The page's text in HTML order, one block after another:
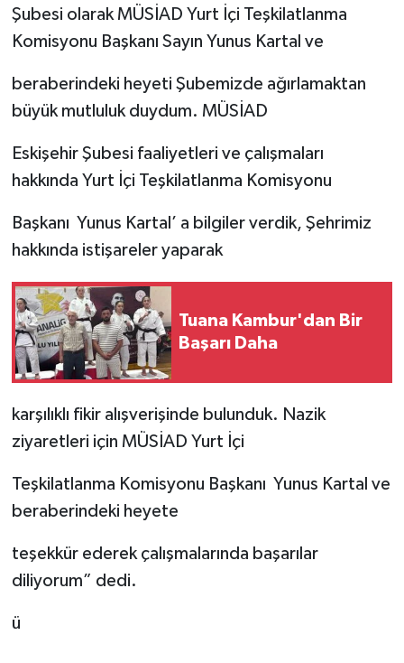
Şubesi olarak MÜSİAD Yurt İçi Teşkilatlanma
Komisyonu Başkanı Sayın Yunus Kartal ve
beraberindeki heyeti Şubemizde ağırlamaktan
büyük mutluluk duydum. MÜSİAD
Eskişehir Şubesi faaliyetleri ve çalışmaları
hakkında Yurt İçi Teşkilatlanma Komisyonu
Başkanı Yunus Kartal’ a bilgiler verdik, Şehrimiz
hakkında istişareler yaparak
Tuana Kambur'dan Bir
Başarı Daha
karşılıklı fikir alışverişinde bulunduk. Nazik
ziyaretleri için MÜSİAD Yurt İçi
Teşkilatlanma Komisyonu Başkanı Yunus Kartal ve
beraberindeki heyete
teşekkür ederek çalışmalarında başarılar
diliyorum” dedi.
ü